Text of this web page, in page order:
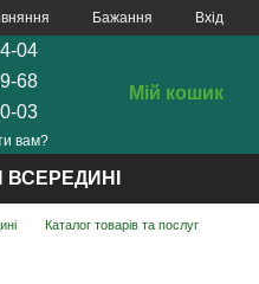
Бажання Вхід
04
68
03
вам?
Мій кошик
Каталог товарів та послуг